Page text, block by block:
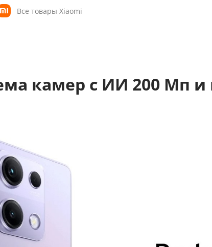
Все товары Xiaomi
камер с ИИ 200 Мп и